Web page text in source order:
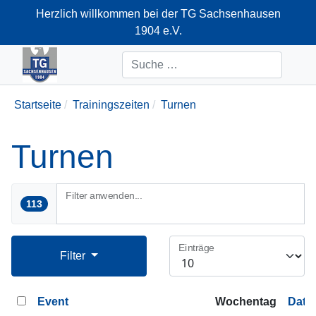
Herzlich willkommen bei der TG Sachsenhausen
1904 e.V.
+49-69-66374712
Suchen
Startseite Trainingszeiten Turnen
Turnen
113
Filter anwenden...
Filter
Einträge
Event Wochentag